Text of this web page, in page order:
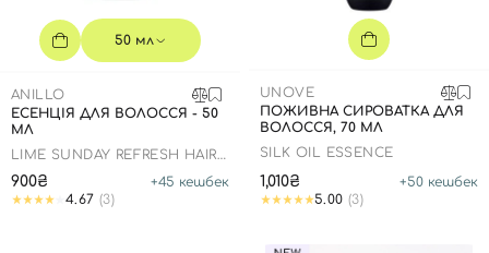
50 мл
ANILLO
ЕСЕНЦІЯ ДЛЯ ВОЛОССЯ - 50
МЛ
LIME SUNDAY REFRESH HAIR
900₴ +45 кешбек
4.67 (3)
UNOVE
ПОЖИВНА СИРОВАТКА ДЛЯ
ВОЛОССЯ, 70 МЛ
SILK OIL ESSENCE
1,010₴ +50 кешбек
5.00 (3)